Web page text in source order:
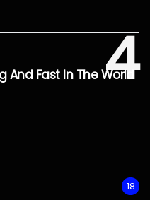
4
And Fast In The World
18